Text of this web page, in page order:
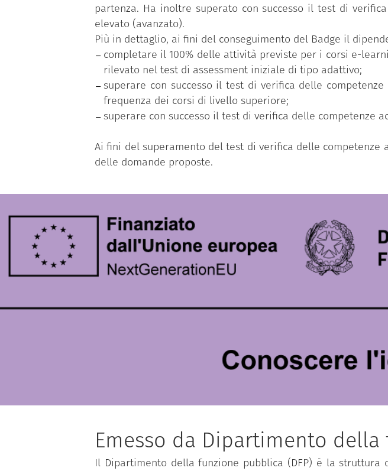
partenza. Ha inoltre superato con successo il test di
elevato (avanzato).
Più in dettaglio, ai fini del conseguimento del Badge il
completare il 100% delle attività previste per i corsi e-
rilevato nel test di assessment iniziale di tipo adattivo;
superare con successo il test di verifica delle
frequenza dei corsi di livello superiore;
superare con successo il test di verifica delle competenze
Ai fini del superamento del test di verifica delle
delle domande proposte.
Emesso da Dipartimento
Il Dipartimento della funzione pubblica (DFP) è la